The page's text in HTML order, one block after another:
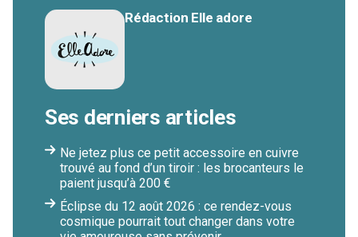
Rédaction Elle adore
Ses derniers articles
Ne jetez plus ce petit accessoire en cuivre
trouvé au fond d’un tiroir : les brocanteurs le
paient jusqu’à 200 €
Éclipse du 12 août 2026 : ce rendez-vous
cosmique pourrait tout changer dans votre